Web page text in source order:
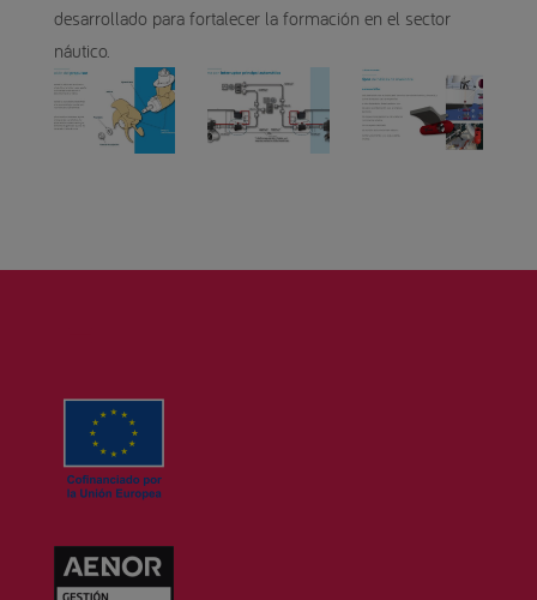
desarrollado para fortalecer la formación en el sector
náutico.